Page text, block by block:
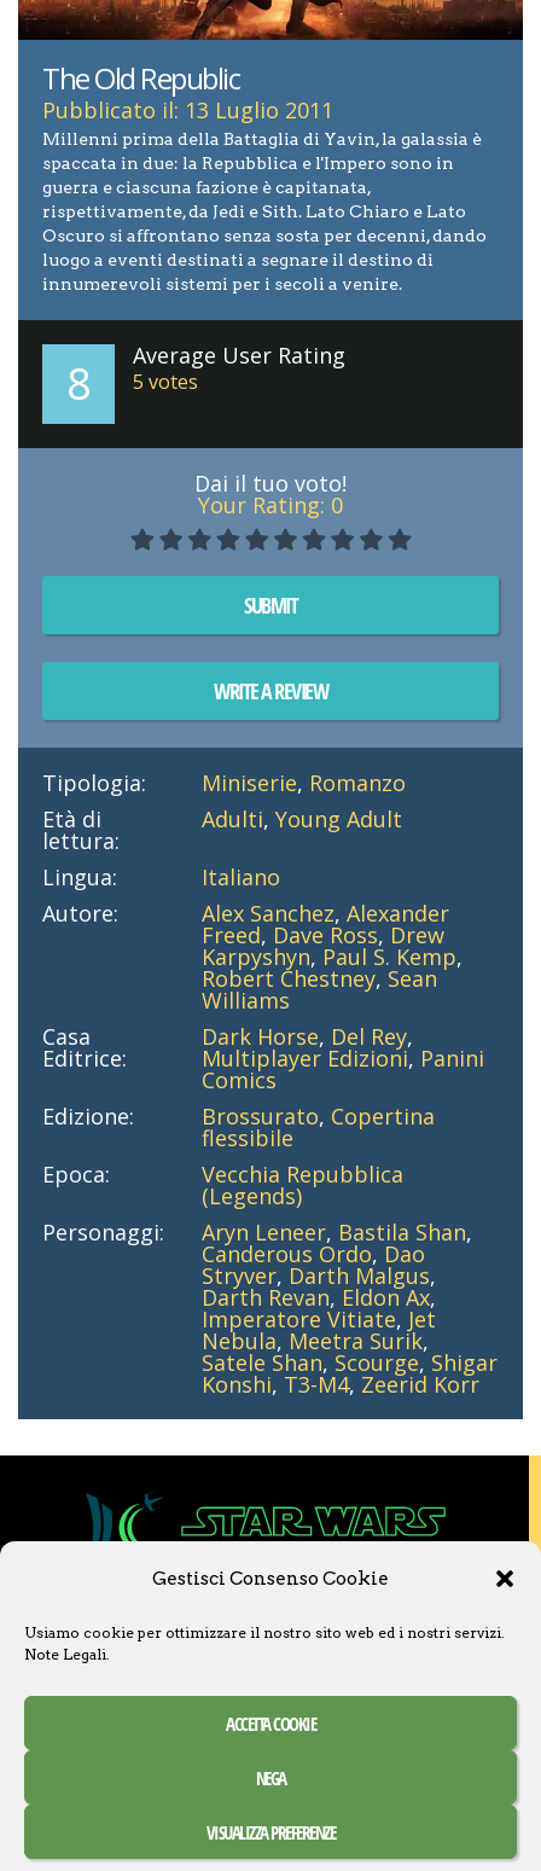
Gestisci Consenso Cookie
Usiamo cookie per ottimizzare il nostro sito web ed i nostri servizi.
Note Legali.
ACCETTA COOKIE
NEGA
VISUALIZZA PREFERENZE
The Old Republic
Pubblicato il: 13 Luglio 2011
Millenni prima della Battaglia di Yavin, la galassia è
spaccata in due: la Repubblica e l'Impero sono in
guerra e ciascuna fazione è capitanata,
rispettivamente, da Jedi e Sith. Lato Chiaro e Lato
Oscuro si affrontano senza sosta per decenni, dando
luogo a eventi destinati a segnare il destino di
innumerevoli sistemi per i secoli a venire.
8 Average User Rating
5 votes
Dai il tuo voto!
Your Rating: 0
SUBMIT
WRITE A REVIEW
Tipologia: Miniserie, Romanzo
Età di
lettura:
Adulti,Young Adult
Lingua:
Italiano
Autore:
Alex Sanchez,Alexander
Freed, Dave Ross, Drew
Karpyshyn, Paul S. Kemp,
Robert Chestney, Sean
Williams
Casa
Editrice:
Dark Horse, Del Rey,
Multiplayer Edizioni, Panini
Comics
Edizione:
Brossurato, Copertina
flessibile
Epoca:
Vecchia Repubblica
(Legends)
Personaggi:
Aryn Leneer, Bastila Shan,
Canderous Ordo, Dao
Stryver, Darth Malgus,
Darth Revan, Eldon Ax,
Imperatore Vitiate, Jet
Nebula, Meetra Surik,
Satele Shan, Scourge, Shigar
Konshi, T3-M4, Zeerid Korr
Questo sito non è collegato a Lucasfilm LTD o
a The Walt Disney Company o ad altre
Ogni nome, titolo, immagine o qualsiasi altra
forma, appartiene ai propri detentori.
Creative Commons Attribuzione – Non commerciale –
Condividi allo stesso modo 3.0 Italia